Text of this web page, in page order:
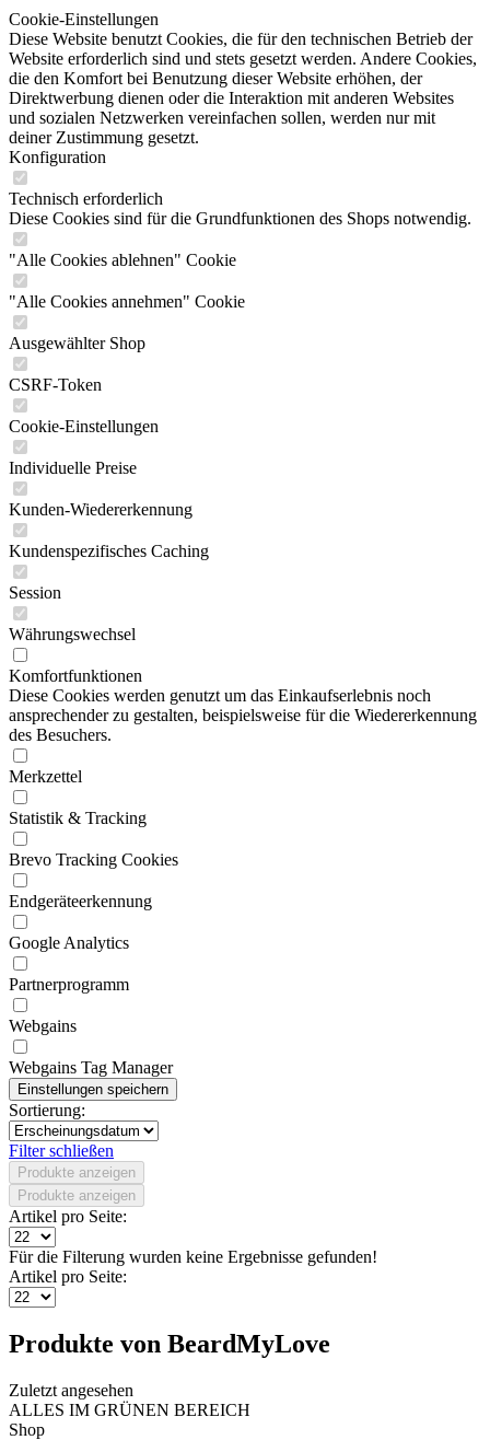
Cookie-Einstellungen
Diese Website benutzt Cookies, die für den technischen Betrieb der
Website erforderlich sind und stets gesetzt werden. Andere Cookies,
die den Komfort bei Benutzung dieser Website erhöhen, der
Direktwerbung dienen oder die Interaktion mit anderen Websites
und sozialen Netzwerken vereinfachen sollen, werden nur mit
deiner Zustimmung gesetzt.
Konfiguration
Technisch erforderlich
Diese Cookies sind für die Grundfunktionen des Shops notwendig.
"Alle Cookies ablehnen" Cookie
"Alle Cookies annehmen" Cookie
Ausgewählter Shop
CSRF-Token
Cookie-Einstellungen
Individuelle Preise
Kunden-Wiedererkennung
Kundenspezifisches Caching
Session
Währungswechsel
Komfortfunktionen
Diese Cookies werden genutzt um das Einkaufserlebnis noch
ansprechender zu gestalten, beispielsweise für die Wiedererkennung
des Besuchers.
Merkzettel
Statistik & Tracking
Brevo Tracking Cookies
Endgeräteerkennung
Google Analytics
Partnerprogramm
Webgains
Webgains Tag Manager
Sortierung:
Filter schließen
Produkte anzeigen
Produkte anzeigen
Artikel pro Seite:
Für die Filterung wurden keine Ergebnisse gefunden!
Artikel pro Seite:
Produkte von BeardMyLove
Zuletzt angesehen
ALLES IM GRÜNEN BEREICH
Shop